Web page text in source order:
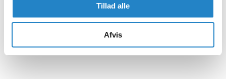
Tillad alle
Afvis